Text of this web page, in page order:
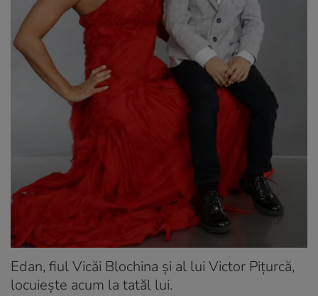
Edan, fiul Vicăi Blochina și al lui Victor Pițurcă,
locuiește acum la tatăl lui.